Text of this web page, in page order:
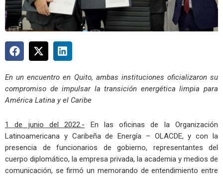
En un encuentro en Quito, ambas instituciones oficializaron su
compromiso de impulsar la transición energética limpia para
América Latina y el Caribe
1 de junio del 2022.- En las oficinas de la Organización
Latinoamericana y Caribeña de Energía – OLACDE, y con la
presencia de funcionarios de gobierno, representantes del
cuerpo diplomático, la empresa privada, la academia y medios de
comunicación, se firmó un memorando de entendimiento entre